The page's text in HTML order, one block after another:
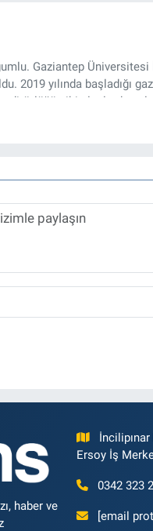
Gaziantep
2019 yılında başladığı
gibi alanlarda
yazı işleri müdürü ve
haber ve
Ersoy İş
0342 323
[email